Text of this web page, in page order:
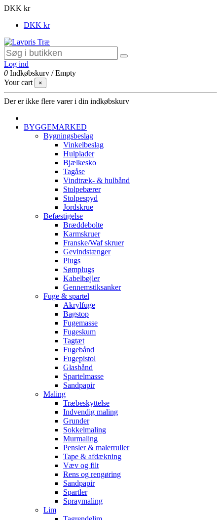
DKK kr
DKK kr
Log ind
0 Indkøbskurv /Empty
Your cart
×
Der er ikke flere varer i din indkøbskurv
BYGGEMARKED
Bygningsbeslag
Vinkelbeslag
Hulplader
Bjælkesko
Tagåse
Vindtræk- & hulbånd
Stolpebærer
Stolpespyd
Jordskrue
Befæstigelse
Bræddebolte
Karmskruer
Franske/Waf skruer
Gevindstænger
Plugs
Sømplugs
Kabelbøjler
Gennemstiksanker
Fuge & spartel
Akrylfuge
Bagstop
Fugemasse
Fugeskum
Tagtæt
Fugebånd
Fugepistol
Glasbånd
Spartelmasse
Sandpapir
Maling
Træbeskyttelse
Indvendig maling
Grunder
Sokkelmaling
Murmaling
Pensler & malerruller
Tape & afdækning
Væv og filt
Rens og rengøring
Sandpapir
Spartler
Spraymaling
Lim